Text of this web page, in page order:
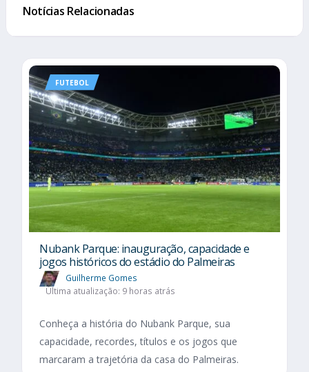
Notícias Relacionadas
FUTEBOL
Nubank Parque: inauguração, capacidade e
jogos históricos do estádio do Palmeiras
Guilherme Gomes
Última atualização: 9 horas atrás
Conheça a história do Nubank Parque, sua
capacidade, recordes, títulos e os jogos que
marcaram a trajetória da casa do Palmeiras.